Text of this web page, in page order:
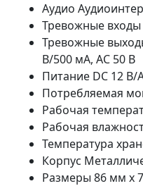
Аудио
Тревожные входы
Тревожные
В/500 мА, AC 50 В
Питание DC 12 В/
Потребляемая
Рабочая
Рабочая
Температура
Корпус
Размеры 86 мм x